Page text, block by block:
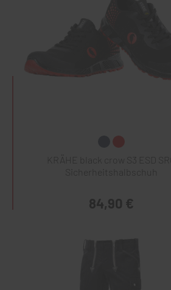
KRÄHE black crow S3 ESD SRC
Sicherheitshalbschuh
84,90 €